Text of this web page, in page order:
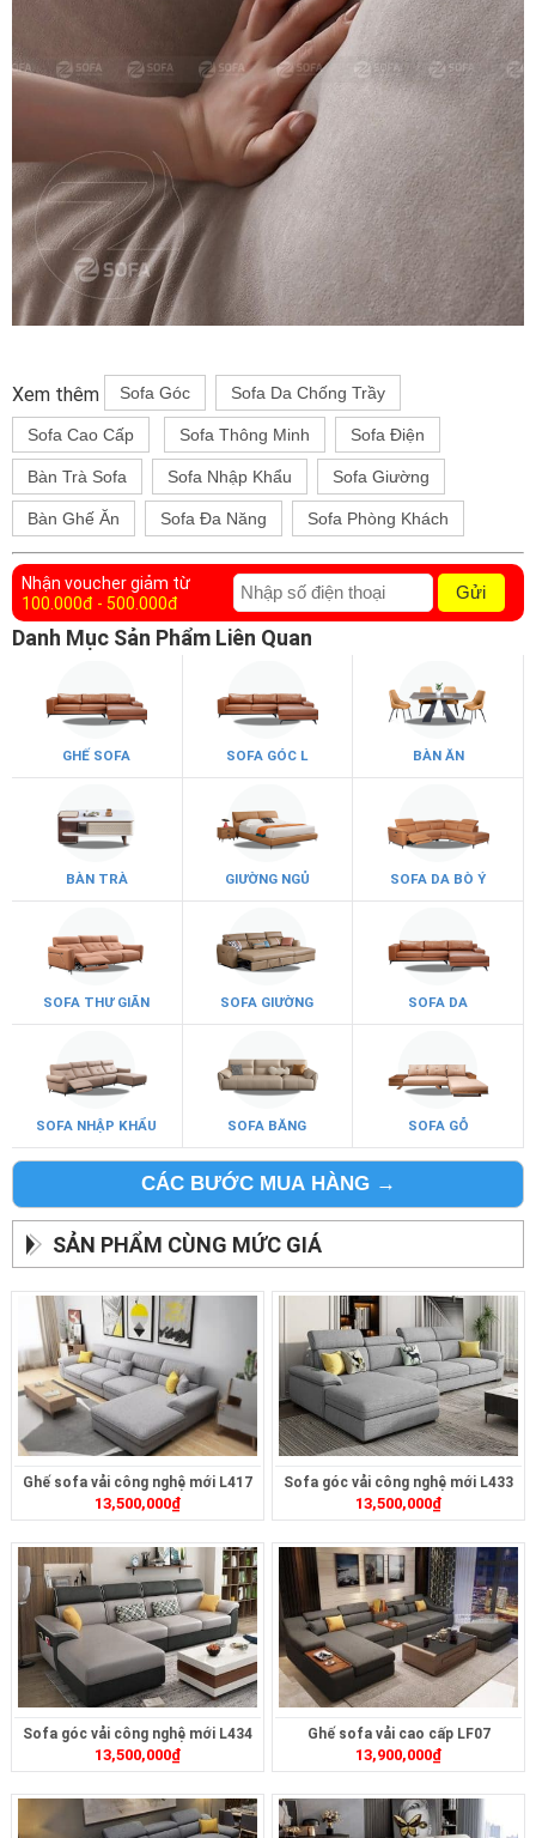
Xem thêm Sofa Góc Sofa Da Chống Trầy
Sofa Cao Cấp Sofa Thông Minh Sofa Điện
Bàn Trà Sofa Sofa Nhập Khẩu Sofa Giường
Bàn Ghế Ăn Sofa Đa Năng Sofa Phòng Khách
Nhận voucher giảm từ
100.000đ - 500.000đ
Gửi
Danh Mục Sản Phẩm Liên Quan
GHẾ SOFA SOFA GÓC L BÀN ĂN
BÀN TRÀ GIƯỜNG NGỦ SOFA DA BÒ Ý
SOFA THƯ GIÃN SOFA GIƯỜNG SOFA DA
SOFA NHẬP KHẨU SOFA BĂNG SOFA GỖ
CÁC BƯỚC MUA HÀNG →
SẢN PHẨM CÙNG MỨC GIÁ
Ghế sofa vải công nghệ mới L417
13,500,000₫
Sofa góc vải công nghệ mới L433
13,500,000₫
Sofa góc vải công nghệ mới L434
13,500,000₫
Ghế sofa vải cao cấp LF07
13,900,000₫